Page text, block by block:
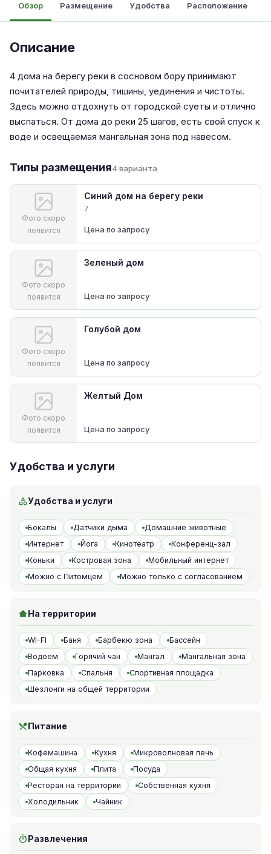
Обзор Размещение Удобства Расположение
Описание
4 дома на берегу реки в сосновом бору принимают
почитателей природы, тишины, уединения и чистоты.
Здесь можно отдохнуть от городской суеты и отлично
выспаться. От дома до реки 25 шагов, есть свой спуск к
воде и освещаемая мангальная зона под навесом.
Типы размещения4 варианта
Фото скоро
появится
Синий дом на берегу реки
7
Цена по запросу
Фото скоро
появится
Зеленый дом
Цена по запросу
Фото скоро
появится
Голубой дом
Цена по запросу
Фото скоро
появится
Желтый Дом
Цена по запросу
Удобства и услуги
Удобства и услуги
Бокалы Датчики дыма
Домашние животные
Интернет
Йога Кинотеатр
Конференц-зал
Коньки
Костровая зона
Мобильный интернет
Можно с Питомцем
Можно только с согласованием
На территории
WI-FI Баня Барбекю зона
Бассейн
Водоем
Горячий чан Мангал
Мангальная зона
Парковка
Спальня
Спортивная площадка
Шезлонги на общей территории
Питание
Кофемашина Кухня
Микроволновая печь
Общая кухня
Плита
Посуда
Ресторан на территории
Собственная кухня
Холодильник
Чайник
Развлечения